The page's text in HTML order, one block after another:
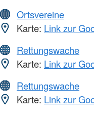
Ortsvereine
Karte: Link zur
Rettungswache
Karte: Link zur
Rettungswache
Karte: Link zur